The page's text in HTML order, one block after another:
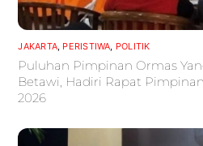
JAKARTA, PERISTIWA POLITIK
Puluhan Pimpinan Ormas
Betawi, Hadiri Rapat
2026